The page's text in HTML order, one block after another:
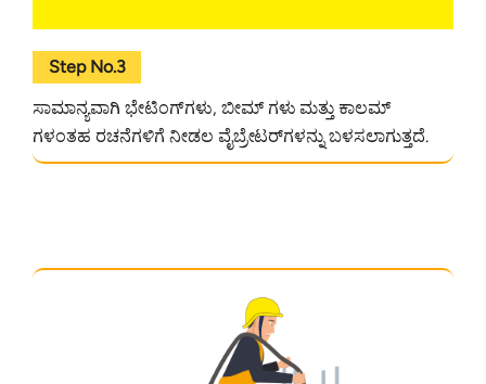
Step No.3
ಸಾಮಾನ್ಯವಾಗಿ ಭೇಟಿಂಗ್‌ಗಳು, ಬೀಮ್ ಗಳು ಮತ್ತು ಕಾಲಮ್
ಗಳಂತಹ ರಚನೆಗಳಿಗೆ ನೀಡಲ ವೈಬ್ರೇಟರ್‌ಗಳನ್ನು ಬಳಸಲಾಗುತ್ತದೆ.